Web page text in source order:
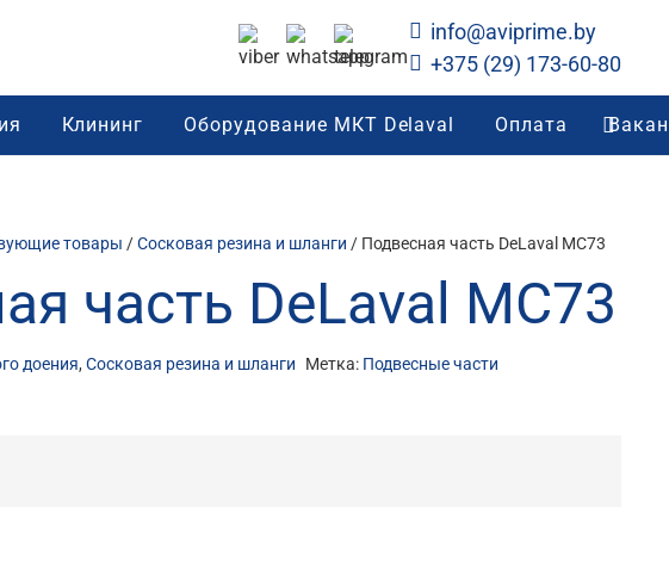
info@aviprime.by
+375 (29) 173-60-80
Клининг Оборудование МКТ Delaval Оплата
товары /Сосковая резина и шланги / Подвесная часть DeLaval MC73
часть DeLaval MC73
доения,Сосковая резина и шланги Метка: Подвесные части